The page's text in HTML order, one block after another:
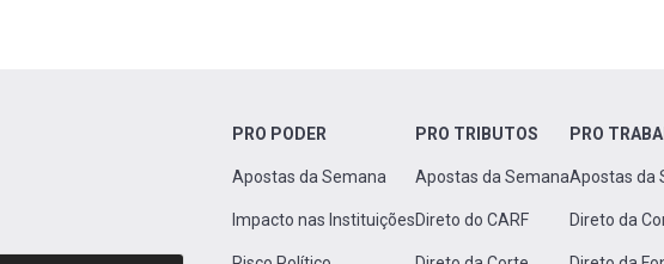
PRO PODER
Apostas da Semana
Impacto nas Instituições
PRO TRIBUTOS
Apostas da Semana
Direto do CARF
PRO
Apostas da
Direto da